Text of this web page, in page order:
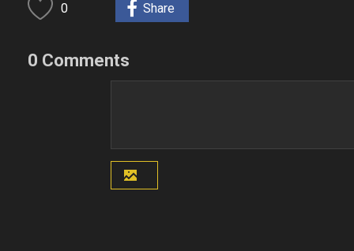
0 Share
0 Comments